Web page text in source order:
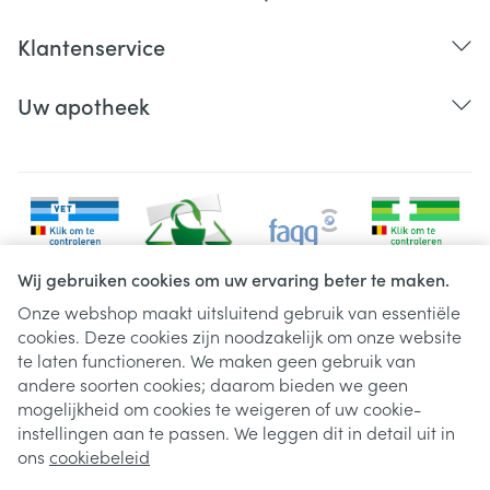
Wij gebruiken cookies om uw ervaring beter te maken.
Onze webshop maakt uitsluitend gebruik van essentiële
cookies. Deze cookies zijn noodzakelijk om onze website
te laten functioneren. We maken geen gebruik van
andere soorten cookies; daarom bieden we geen
mogelijkheid om cookies te weigeren of uw cookie-
instellingen aan te passen. We leggen dit in detail uit in
ons cookiebeleid
(bindvliesontsteking), u ziet wazig, waterige ogen,
scheurtjes in het oogoppervlak
Klantenservice
Uw apotheek
Juridische links